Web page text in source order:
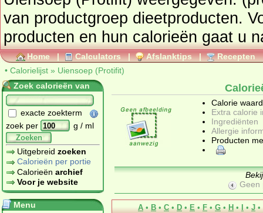
van productgroep dieetproducten.
producten en hun calorieën gaat u
Home | Calculators | Afslanktips | Recepten
• Calorielijst » Uiensoep (Protifit)
Zoek calorieën van
exacte zoekterm
zoek per
g / ml
Zoeken
Uitgebreid zoeken
Calorieën per portie
Calorieën archief
Voor je website
Menu
Calorie
Extra calorie
Ingrediënten
Allergie
Producten
Geen
A • B • C • D • E • F • G • H • I • J •